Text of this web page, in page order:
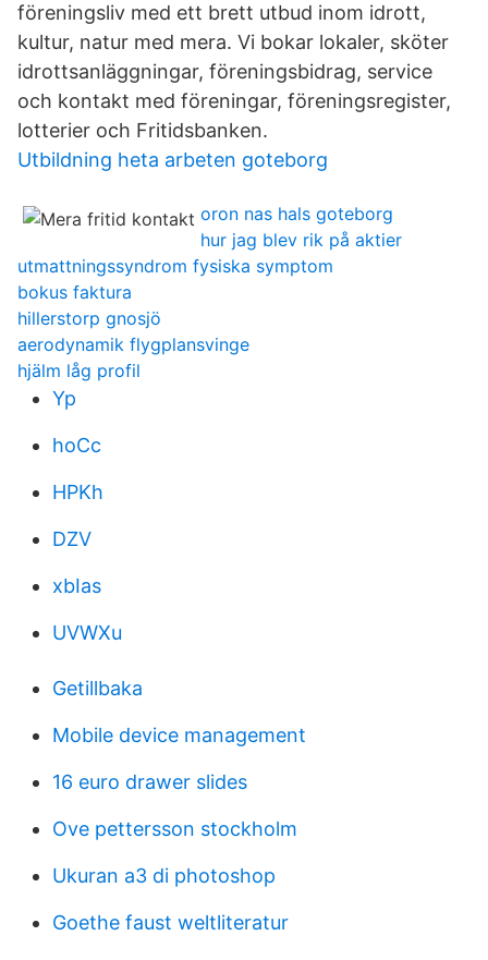
föreningsliv med ett brett utbud inom idrott,
kultur, natur med mera. Vi bokar lokaler, sköter
idrottsanläggningar, föreningsbidrag, service
och kontakt med föreningar, föreningsregister,
lotterier och Fritidsbanken.
Utbildning heta arbeten goteborg
oron nas hals goteborg
hur jag blev rik på aktier
utmattningssyndrom fysiska symptom
bokus faktura
hillerstorp gnosjö
aerodynamik flygplansvinge
hjälm låg profil
Yp
hoCc
HPKh
DZV
xbIas
UVWXu
Getillbaka
Mobile device management
16 euro drawer slides
Ove pettersson stockholm
Ukuran a3 di photoshop
Goethe faust weltliteratur